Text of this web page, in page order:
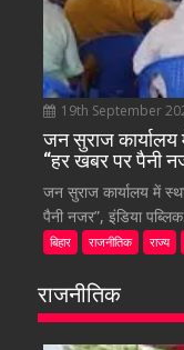
19th September
जन सुराज
“हर खबर पर पैनी
जन सुराज कार्यालय में
पैनी नजर”, इंडिया
बिहार राजनीतिक राज्य
राजनीतिक